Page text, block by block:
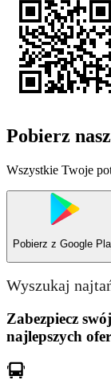
Pobierz
Wszystkie Twoje
Pobierz z Google
Wyszukaj
Zabezpiecz
najlepszych